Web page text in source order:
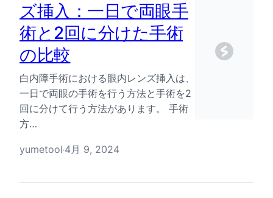
ズ挿入：一日で両眼手
術と2回に分けた手術
の比較
白内障手術における眼内レンズ挿入は、
一日で両眼の手術を行う方法と手術を2
回に分けて行う方法があります。 手術
方…
yumetool·4月 9, 2024